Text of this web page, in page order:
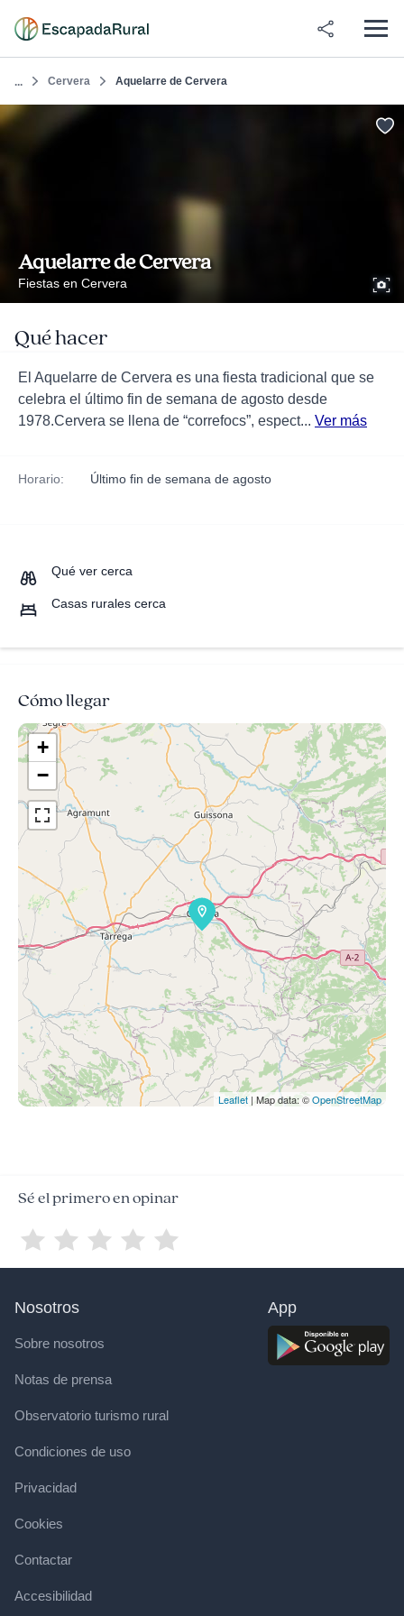
... Cervera Aquelarre de Cervera
Aquelarre de Cervera
Fiestas en Cervera
Qué hacer
El Aquelarre de Cervera es una fiesta tradicional que se
celebra el último fin de semana de agosto desde
1978.Cervera se llena de “correfocs”, espect... Ver más
Horario: Último fin de semana de agosto
Qué ver cerca
Casas rurales cerca
Cómo llegar
+
−
Leaflet | Map data: ©OpenStreetMap
Sé el primero en opinar
Nosotros
Sobre nosotros
Notas de prensa
Observatorio turismo rural
Condiciones de uso
Privacidad
Cookies
Contactar
Accesibilidad
App